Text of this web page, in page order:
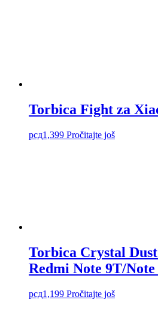
Torbica Fight za
рсд1,399 Pročitajte još
Torbica Crystal
Redmi Note 9T/
рсд1,199 Pročitajte još